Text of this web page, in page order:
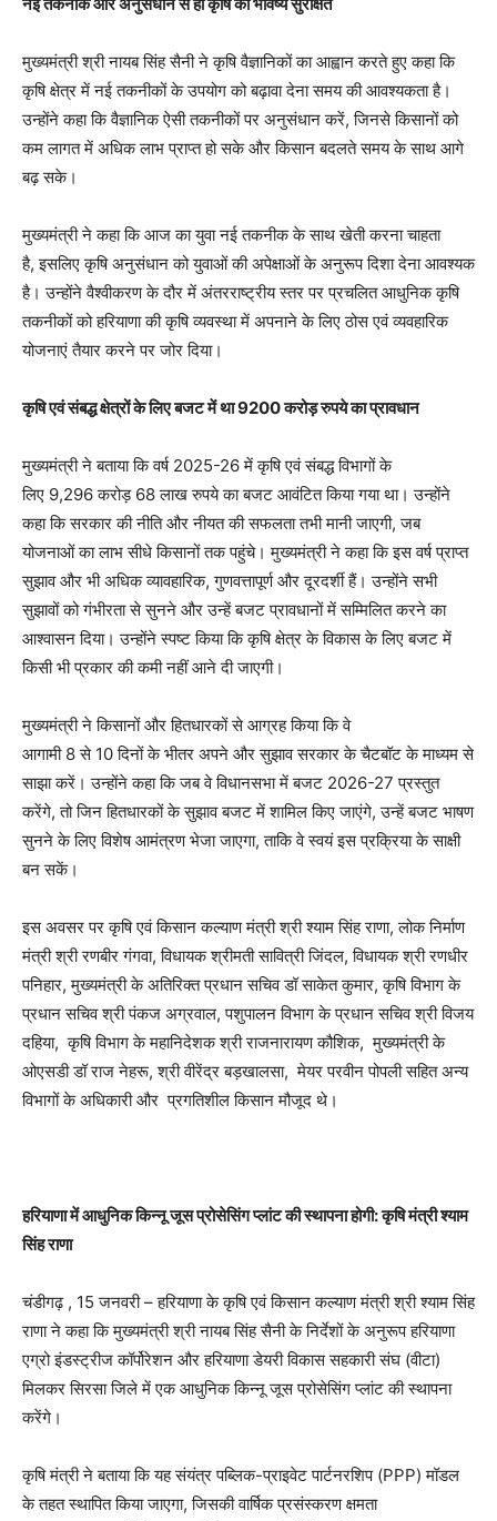
नई तकनीक और अनुसंधान से ही कृषि का भविष्य सुरक्षित
मुख्यमंत्री श्री नायब सिंह सैनी ने कृषि वैज्ञानिकों का आह्वान करते हुए कहा कि
कृषि क्षेत्र में नई तकनीकों के उपयोग को बढ़ावा देना समय की आवश्यकता है।
उन्होंने कहा कि वैज्ञानिक ऐसी तकनीकों पर अनुसंधान करें, जिनसे किसानों को
कम लागत में अधिक लाभ प्राप्त हो सके और किसान बदलते समय के साथ आगे
बढ़ सके।
मुख्यमंत्री ने कहा कि आज का युवा नई तकनीक के साथ खेती करना चाहता
है, इसलिए कृषि अनुसंधान को युवाओं की अपेक्षाओं के अनुरूप दिशा देना आवश्यक
है। उन्होंने वैश्वीकरण के दौर में अंतरराष्ट्रीय स्तर पर प्रचलित आधुनिक कृषि
तकनीकों को हरियाणा की कृषि व्यवस्था में अपनाने के लिए ठोस एवं व्यवहारिक
योजनाएं तैयार करने पर जोर दिया।
कृषि एवं संबद्ध क्षेत्रों के लिए बजट में था9200करोड़ रुपये का प्रावधान
मुख्यमंत्री ने बताया कि वर्ष 2025-26 में कृषि एवं संबद्ध विभागों के
लिए 9,296 करोड़ 68 लाख रुपये का बजट आवंटित किया गया था। उन्होंने
कहा कि सरकार की नीति और नीयत की सफलता तभी मानी जाएगी, जब
योजनाओं का लाभ सीधे किसानों तक पहुंचे। मुख्यमंत्री ने कहा कि इस वर्ष प्राप्त
सुझाव और भी अधिक व्यावहारिक, गुणवत्तापूर्ण और दूरदर्शी हैं। उन्होंने सभी
सुझावों को गंभीरता से सुनने और उन्हें बजट प्रावधानों में सम्मिलित करने का
आश्वासन दिया। उन्होंने स्पष्ट किया कि कृषि क्षेत्र के विकास के लिए बजट में
किसी भी प्रकार की कमी नहीं आने दी जाएगी।
मुख्यमंत्री ने किसानों और हितधारकों से आग्रह किया कि वे
आगामी 8 से 10 दिनों के भीतर अपने और सुझाव सरकार के चैटबॉट के माध्यम से
साझा करें। उन्होंने कहा कि जब वे विधानसभा में बजट 2026-27 प्रस्तुत
करेंगे, तो जिन हितधारकों के सुझाव बजट में शामिल किए जाएंगे, उन्हें बजट भाषण
सुनने के लिए विशेष आमंत्रण भेजा जाएगा, ताकि वे स्वयं इस प्रक्रिया के साक्षी
बन सकें।
इस अवसर पर कृषि एवं किसान कल्याण मंत्री श्री श्याम सिंह राणा, लोक निर्माण
मंत्री श्री रणबीर गंगवा, विधायक श्रीमती सावित्री जिंदल, विधायक श्री रणधीर
पनिहार, मुख्यमंत्री के अतिरिक्त प्रधान सचिव डॉ साकेत कुमार, कृषि विभाग के
प्रधान सचिव श्री पंकज अग्रवाल, पशुपालन विभाग के प्रधान सचिव श्री विजय
दहिया, कृषि विभाग के महानिदेशक श्री राजनारायण कौशिक, मुख्यमंत्री के
ओएसडी डॉ राज नेहरू, श्री वीरेंद्र बड़खालसा, मेयर परवीन पोपली सहित अन्य
विभागों के अधिकारी और प्रगतिशील किसान मौजूद थे।
हरियाणा में आधुनिक किन्नू जूस प्रोसेसिंग प्लांट की स्थापना होगी: कृषि मंत्री श्याम
सिंह राणा
चंडीगढ़ , 15 जनवरी – हरियाणा के कृषि एवं किसान कल्याण मंत्री श्री श्याम सिंह
राणा ने कहा कि मुख्यमंत्री श्री नायब सिंह सैनी के निर्देशों के अनुरूप हरियाणा
एग्रो इंडस्ट्रीज कॉर्पोरेशन और हरियाणा डेयरी विकास सहकारी संघ (वीटा)
मिलकर सिरसा जिले में एक आधुनिक किन्नू जूस प्रोसेसिंग प्लांट की स्थापना
करेंगे।
कृषि मंत्री ने बताया कि यह संयंत्र पब्लिक-प्राइवेट पार्टनरशिप (PPP) मॉडल
के तहत स्थापित किया जाएगा, जिसकी वार्षिक प्रसंस्करण क्षमता